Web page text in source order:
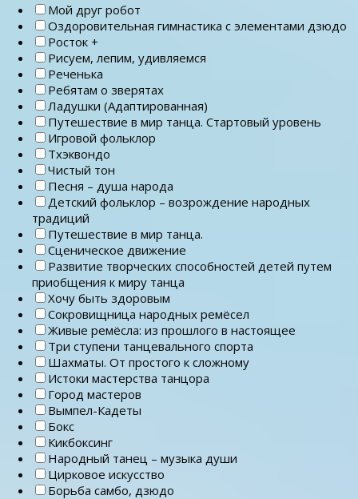
Мой друг робот
Оздоровительная гимнастика с элементами дзюдо
Росток +
Рисуем, лепим, удивляемся
Реченька
Ребятам о зверятах
Ладушки (Адаптированная)
Путешествие в мир танца. Стартовый уровень
Игровой фольклор
Тхэквондо
Чистый тон
Песня – душа народа
Детский фольклор – возрождение народных
традиций
Путешествие в мир танца.
Сценическое движение
Развитие творческих способностей детей путем
приобщения к миру танца
Хочу быть здоровым
Сокровищница народных ремёсел
Живые ремёсла: из прошлого в настоящее
Три ступени танцевального спорта
Шахматы. От простого к сложному
Истоки мастерства танцора
Город мастеров
Вымпел-Кадеты
Бокс
Кикбоксинг
Народный танец – музыка души
Цирковое искусство
Борьба самбо, дзюдо